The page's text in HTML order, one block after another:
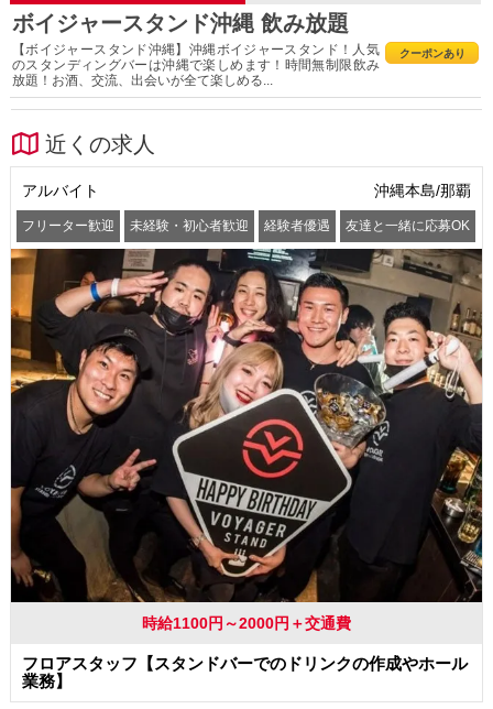
ボイジャースタンド沖縄 飲み放題
クーポンあり
【ボイジャースタンド沖縄】沖縄ボイジャースタンド！人気
のスタンディングバーは沖縄で楽しめます！時間無制限飲み
放題！お酒、交流、出会いが全て楽しめる...
近くの求人
アルバイト 沖縄本島/那覇
フリーター歓迎 未経験・初心者歓迎 経験者優遇 友達と一緒に応募OK
髪型・髪色自由 服装自由 ピアスOK 髭(ひげ)OK
時給1100円～2000円＋交通費
フロアスタッフ【スタンドバーでのドリンクの作成やホール
業務】